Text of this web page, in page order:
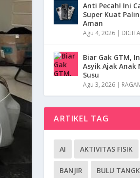
Anti Pecah! Ini
Super Kuat
Aman
Agu 4, 2026 |
Biar Gak GTM,
Asyik Ajak Anak
Susu
Agu 3, 2026 |
ARTIKEL TAG
AI AKTIVITAS FISIK
BANJIR BULU